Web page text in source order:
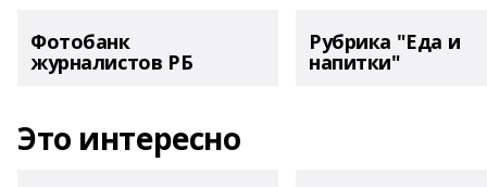
Фотобанк
журналистов РБ
Рубрика "Еда и
напитки"
Это интересно